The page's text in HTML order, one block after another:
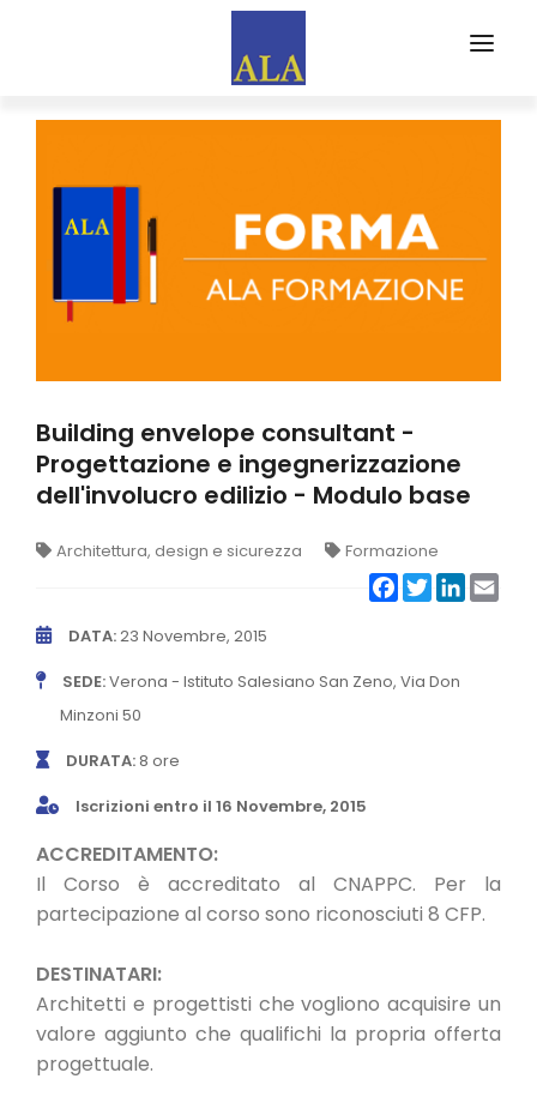
CHI SIAMO
EVENTI
ALA FORMAZIONE
RASSEGNA STAMPA
ISCRIVITI AD ALA
CONVENZIONI
Building envelope consultant -
Progettazione e ingegnerizzazione
dell'involucro edilizio - Modulo base
Architettura, design e sicurezza
Formazione
Facebook
TwitterLinkedIn
DATA:23 Novembre, 2015
SEDE:Verona - Istituto Salesiano San Zeno, Via Don
Minzoni 50
DURATA: 8 ore
Iscrizioni entro il 16 Novembre, 2015
ACCREDITAMENTO:
Il Corso è accreditato al CNAPPC. Per la
partecipazione al corso sono riconosciuti 8 CFP.
DESTINATARI:
Architetti e progettisti che vogliono acquisire un
valore aggiunto che qualifichi la propria offerta
progettuale.